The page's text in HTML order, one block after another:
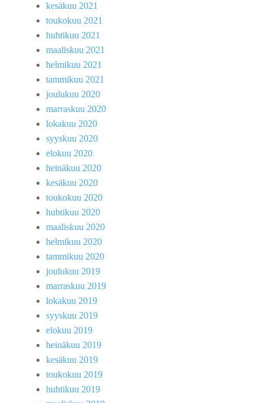
kesäkuu 2021
toukokuu 2021
huhtikuu 2021
maaliskuu 2021
helmikuu 2021
tammikuu 2021
joulukuu 2020
marraskuu 2020
lokakuu 2020
syyskuu 2020
elokuu 2020
heinäkuu 2020
kesäkuu 2020
toukokuu 2020
huhtikuu 2020
maaliskuu 2020
helmikuu 2020
tammikuu 2020
joulukuu 2019
marraskuu 2019
lokakuu 2019
syyskuu 2019
elokuu 2019
heinäkuu 2019
kesäkuu 2019
toukokuu 2019
huhtikuu 2019